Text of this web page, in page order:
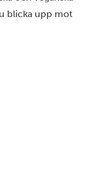
blicka upp mot